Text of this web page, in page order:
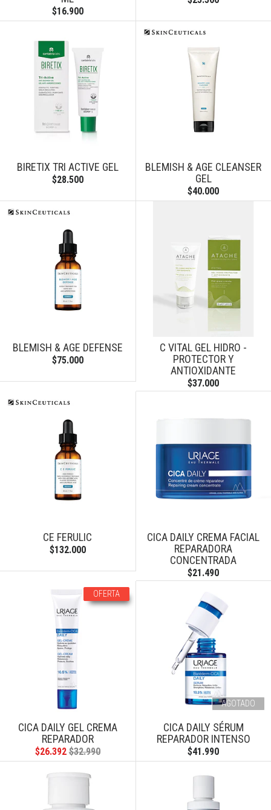
$16.900
BIRETIX TRI ACTIVE GEL
$28.500
BLEMISH & AGE CLEANSER
GEL
$40.000
BLEMISH & AGE DEFENSE
$75.000
C VITAL GEL HIDRO -
PROTECTOR Y
ANTIOXIDANTE
$37.000
CE FERULIC
$132.000
CICA DAILY CREMA FACIAL
REPARADORA
CONCENTRADA
$21.490
OFERTA
CICA DAILY GEL CREMA
REPARADOR
$26.392 $32.990
AGOTADO
CICA DAILY SÉRUM
REPARADOR INTENSO
$41.990